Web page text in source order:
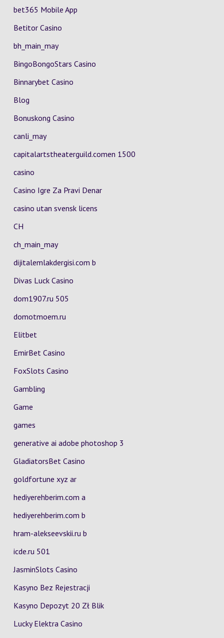
bet365 Mobile App
Betitor Casino
bh_main_may
BingoBongoStars Casino
Binnarybet Casino
Blog
Bonuskong Casino
canli_may
capitalartstheaterguild.comen 1500
casino
Casino Igre Za Pravi Denar
casino utan svensk licens
CH
ch_main_may
dijitalemlakdergisi.com b
Divas Luck Casino
dom1907.ru 505
domotmoem.ru
Elitbet
EmirBet Casino
FoxSlots Casino
Gambling
Game
games
generative ai adobe photoshop 3
GladiatorsBet Casino
goldfortune xyz ar
hediyerehberim.com a
hediyerehberim.com b
hram-alekseevskii.ru b
icde.ru 501
JasminSlots Casino
Kasyno Bez Rejestracji
Kasyno Depozyt 20 Zł Blik
Lucky Elektra Casino